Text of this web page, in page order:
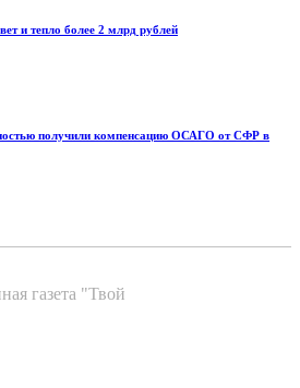
и тепло более 2 млрд рублей
получили компенсацию ОСАГО от СФР в
газета "Твой